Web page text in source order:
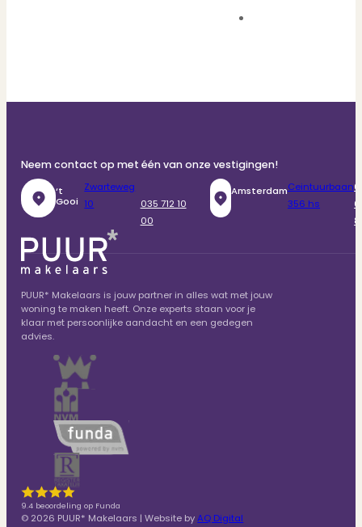
Neem contact op met één van onze vestigingen!
‘t
Gooi
Zwarteweg
10
035 712 10
00
AmsterdamCeintuurbaan
356 hs
PUUR* Makelaars is jouw partner in alles wat met jouw
woning te maken heeft. Onze experts staan voor je
klaar met persoonlijke aandacht en een gedegen
advies.
9.4 beoordeling op Funda
© 2026 PUUR* Makelaars | Website byAQ Digital